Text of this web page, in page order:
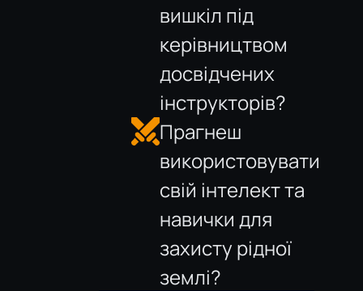
вишкіл під
керівництвом
досвідчених
інструкторів?
Прагнеш
використовувати
свій інтелект та
навички для
захисту рідної
землі?